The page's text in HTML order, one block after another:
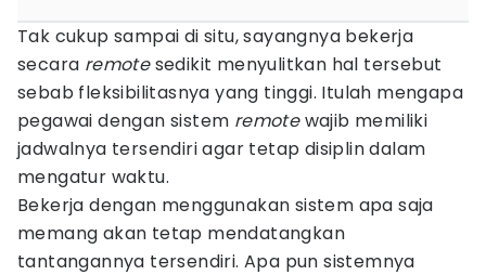
Tak cukup sampai di situ, sayangnya bekerja
secara remotesedikit menyulitkan hal tersebut
sebab fleksibilitasnya yang tinggi. Itulah mengapa
pegawai dengan sistem remotewajib memiliki
jadwalnya tersendiri agar tetap disiplin dalam
mengatur waktu.
Bekerja dengan menggunakan sistem apa saja
memang akan tetap mendatangkan
tantangannya tersendiri. Apa pun sistemnya